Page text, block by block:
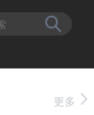
更多